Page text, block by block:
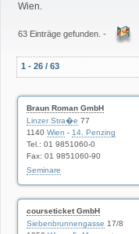
Wien.
63 Einträge gefunden. -
1 - 26 / 63
Braun Roman GmbH
Linzer Stra�e 77
1140 Wien - 14. Penzing
Tel.: 01 9851060-0
Fax: 01 9851060-90
Seminare
courseticket GmbH
Siebenbrunnengasse 17/8